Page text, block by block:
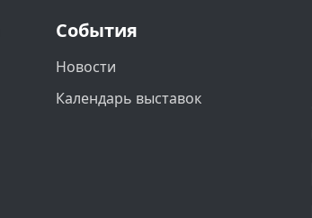
События
Новости
Календарь выставок